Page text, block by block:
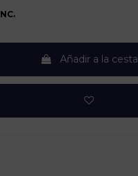
Añadir a la cesta